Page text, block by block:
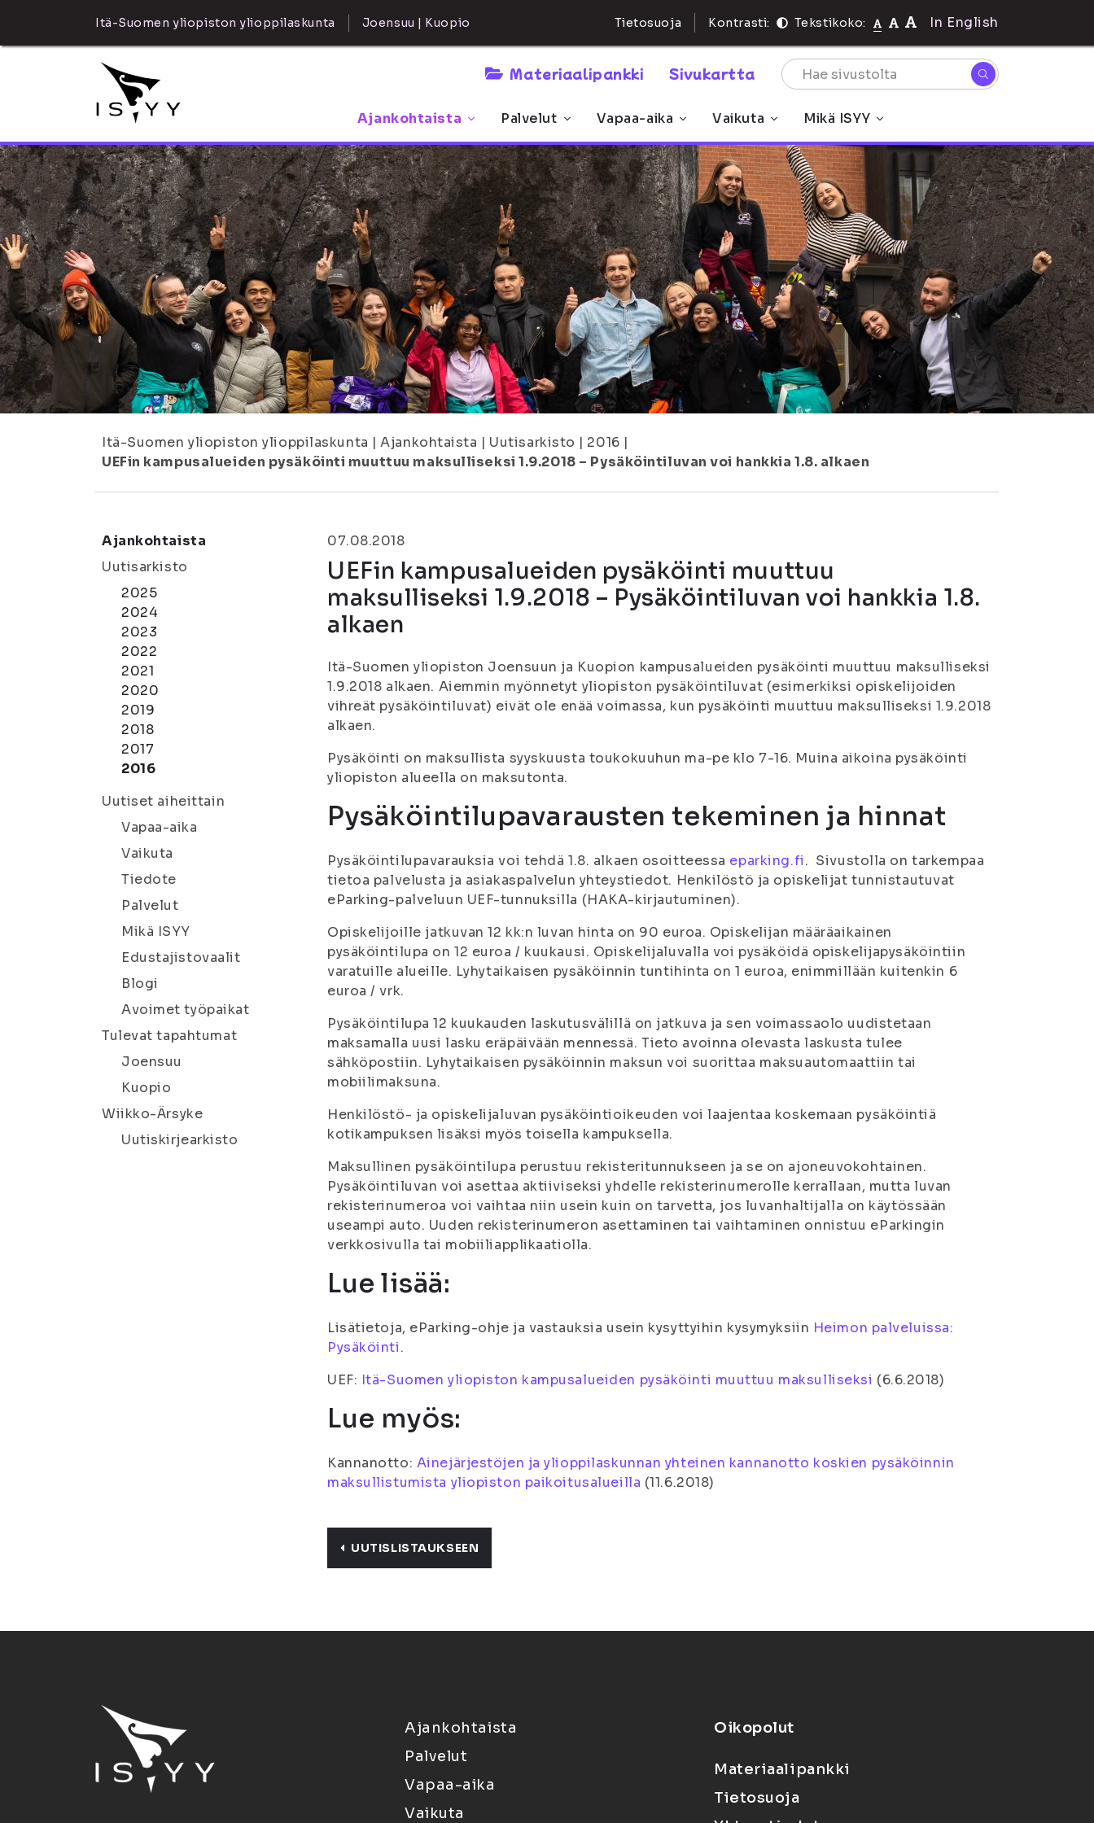
Itä-Suomen yliopiston ylioppilaskunta Joensuu | Kuopio Tietosuoja Kontrasti: Tekstikoko: In English
Materiaalipankki Sivukartta
Ajankohtaista Palvelut Vapaa-aika Vaikuta Mikä ISYY
Itä-Suomen yliopiston ylioppilaskunta | Ajankohtaista | Uutisarkisto | 2016 |
UEFin kampusalueiden pysäköinti muuttuu maksulliseksi 1.9.2018 – Pysäköintiluvan voi hankkia 1.8. alkaen
Ajankohtaista
Uutisarkisto
2025
2024
2023
2022
2021
2020
2019
2018
2017
2016
Uutiset aiheittain
Vapaa-aika
Vaikuta
Tiedote
Palvelut
Mikä ISYY
Edustajistovaalit
Blogi
Avoimet työpaikat
Tulevat tapahtumat
Joensuu
Kuopio
Wiikko-Ärsyke
Uutiskirjearkisto
07.08.2018
UEFin kampusalueiden pysäköinti muuttuu
maksulliseksi 1.9.2018 – Pysäköintiluvan voi hankkia 1.8.
alkaen
Itä-Suomen yliopiston Joensuun ja Kuopion kampusalueiden pysäköinti muuttuu maksulliseksi
1.9.2018 alkaen. Aiemmin myönnetyt yliopiston pysäköintiluvat (esimerkiksi opiskelijoiden
vihreät pysäköintiluvat) eivät ole enää voimassa, kun pysäköinti muuttuu maksulliseksi 1.9.2018
alkaen.
Pysäköinti on maksullista syyskuusta toukokuuhun ma-pe klo 7-16. Muina aikoina pysäköinti
yliopiston alueella on maksutonta.
Pysäköintilupavarausten tekeminen ja hinnat
Pysäköintilupavarauksia voi tehdä 1.8. alkaen osoitteessa eparking.fi. Sivustolla on tarkempaa
tietoa palvelusta ja asiakaspalvelun yhteystiedot. Henkilöstö ja opiskelijat tunnistautuvat
eParking-palveluun UEF-tunnuksilla (HAKA-kirjautuminen).
Opiskelijoille jatkuvan 12 kk:n luvan hinta on 90 euroa. Opiskelijan määräaikainen
pysäköintilupa on 12 euroa / kuukausi. Opiskelijaluvalla voi pysäköidä opiskelijapysäköintiin
varatuille alueille. Lyhytaikaisen pysäköinnin tuntihinta on 1 euroa, enimmillään kuitenkin 6
euroa / vrk.
Pysäköintilupa 12 kuukauden laskutusvälillä on jatkuva ja sen voimassaolo uudistetaan
maksamalla uusi lasku eräpäivään mennessä. Tieto avoinna olevasta laskusta tulee
sähköpostiin. Lyhytaikaisen pysäköinnin maksun voi suorittaa maksuautomaattiin tai
mobiilimaksuna.
Henkilöstö- ja opiskelijaluvan pysäköintioikeuden voi laajentaa koskemaan pysäköintiä
kotikampuksen lisäksi myös toisella kampuksella.
Maksullinen pysäköintilupa perustuu rekisteritunnukseen ja se on ajoneuvokohtainen.
Pysäköintiluvan voi asettaa aktiiviseksi yhdelle rekisterinumerolle kerrallaan, mutta luvan
rekisterinumeroa voi vaihtaa niin usein kuin on tarvetta, jos luvanhaltijalla on käytössään
useampi auto. Uuden rekisterinumeron asettaminen tai vaihtaminen onnistuu eParkingin
verkkosivulla tai mobiiliapplikaatiolla.
Lue lisää:
Lisätietoja, eParking-ohje ja vastauksia usein kysyttyihin kysymyksiin Heimon palveluissa​:
Pysäköinti.
UEF: Itä-Suomen yliopiston kampusalueiden pysäköinti muuttuu maksulliseksi (6.6.2018)
Lue myös:
Kannanotto: Ainejärjestöjen ja ylioppilaskunnan yhteinen kannanotto koskien pysäköinnin
maksullistumista yliopiston paikoitusalueilla (11.6.2018)
UUTISLISTAUKSEEN
Ajankohtaista
Palvelut
Vapaa-aika
Vaikuta
Oikopolut
Materiaalipankki
Tietosuoja